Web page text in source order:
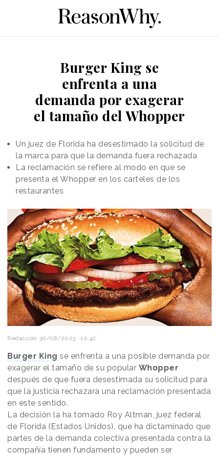
Burger King se
enfrenta a una
demanda por exagerar
el tamaño del Whopper
Un juez de Florida ha desestimado la solicitud de
la marca para que la demanda fuera rechazada
La reclamación se refiere al modo en que se
presenta el Whopper en los carteles de los
restaurantes
Redacción 30/08/2023 · 10:42
Burger King se enfrenta a una posible demanda por
exagerar el tamaño de su popular Whopper
después de que fuera desestimada su solicitud para
que la justicia rechazara una reclamación presentada
en este sentido.
La decisión la ha tomado Roy Altman, juez federal
de Florida (Estados Unidos), que ha dictaminado que
partes de la demanda colectiva presentada contra la
compañía tienen fundamento y pueden ser